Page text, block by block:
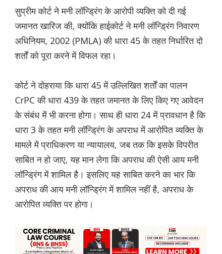
सुप्रीम कोर्ट ने मनी लॉन्ड्रिंग के आरोपी व्यक्ति को दी गई
जमानत खारिज की, क्योंकि हाईकोर्ट ने मनी लॉन्ड्रिंग निवारण
अधिनियम, 2002 (PMLA) की धारा 45 के तहत निर्धारित दो
शर्तों को पूरा करने में विफल रहा।
कोर्ट ने दोहराया कि धारा 45 में उल्लिखित शर्तों का पालन
CrPC की धारा 439 के तहत जमानत के लिए किए गए आवेदन
के संबंध में भी करना होगा। साथ ही धारा 24 में प्रावधान है कि
धारा 3 के तहत मनी लॉन्ड्रिंग के अपराध में आरोपित व्यक्ति के
मामले में प्राधिकरण या न्यायालय, जब तक कि इसके विपरीत
साबित न हो जाए, यह मान लेगा कि अपराध की ऐसी आय मनी
लॉन्ड्रिंग में शामिल है। इसलिए यह साबित करने का भार कि
अपराध की आय मनी लॉन्ड्रिंग में शामिल नहीं है, अपराध के
आरोपित व्यक्ति पर होगा।